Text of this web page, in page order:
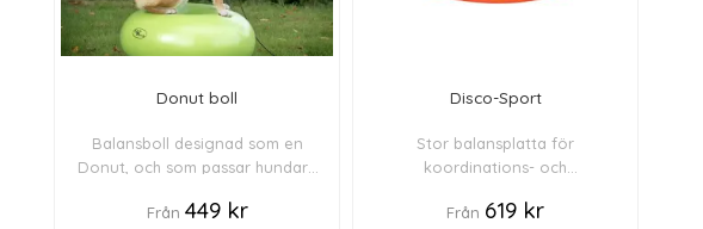
Donut boll
Balansboll designad som en
Donut, och som passar hundar i
Från 449 kr
Disco-Sport
Stor balansplatta för
koordinations- och
Från 619 kr